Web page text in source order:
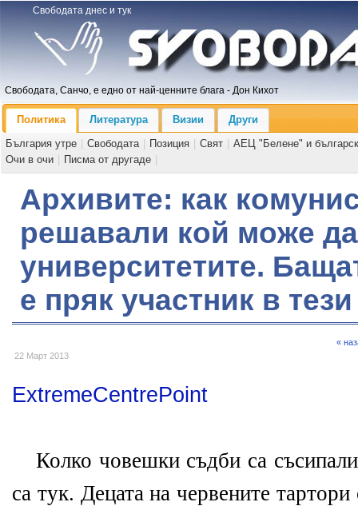
Свободата днес и тук
Свободата, Санчо, е едно от най-ценните блага - Дон Кихот
Политика Литература Визии
Други
България утре
Свободата Позиция Свят
АЕЦ "Белене" и
Очи в очи
Писма от другаде
Архивите: как
решавали кой може
университетите.
е пряк участник в
22 Март 2013
«
ExtremeCentrePoint
Колко човешки съдби са
са тук. Децата на червените